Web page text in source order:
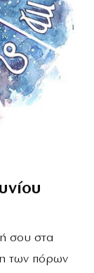
σου στα
των πόρων